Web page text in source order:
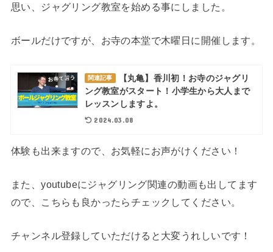
思い、ジャグリング教室を始める事にしました。
ボールだけですが、お寺の本堂で木曜日に開催します。
関連記事
【丸亀】香川初！お寺のジャグリ
ング教室がスタート！小学生から大人まで
レッスンしますよ。
2024.03.08
体験も出来ますので、お気軽にお声がけください！
また、youtubeにジャグリング関連の動画も出してます
ので、こちらも良かったらチェックしてください。
チャンネル登録していただけると大変うれしいです！